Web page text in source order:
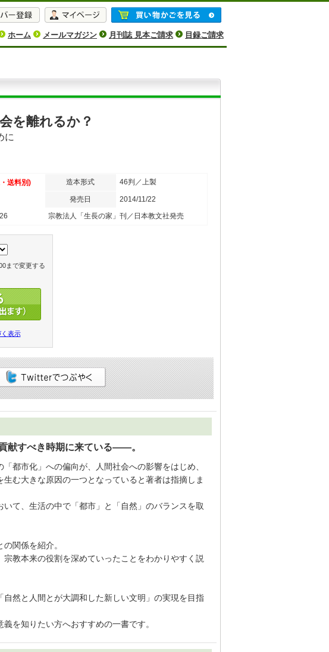
ホーム メールマガジン 月刊誌 見本ご請求 目録ご請求
を離れるか？
に
送料別) 造本形式 46判／上製
発売日
2014/11/22
宗教法人「生長の家」刊／日本教文社発売
まで変更する
表示
献すべき時期に来ている——。
都市化」への偏向が、人間社会への影響をはじめ、
む大きな原因の一つとなっていると著者は指摘しま
て、生活の中で「都市」と「自然」のバランスを取
関係を紹介。
教本来の役割を深めていったことをわかりやすく説
然と人間とが大調和した新しい文明」の実現を目指
を知りたい方へおすすめの一書です。